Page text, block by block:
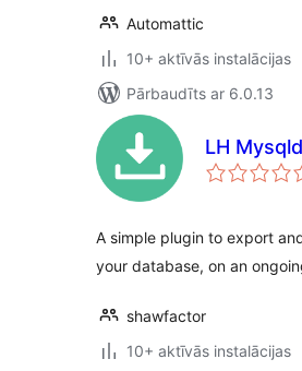
Automattic
10+ aktīvās instalācijas
Pārbaudīts ar 6.0.13
LH
A simple plugin to export
your database, on an
shawfactor
10+ aktīvās instalācijas